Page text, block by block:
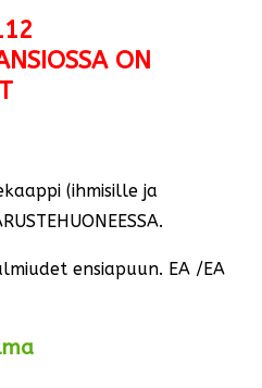
ON
(ihmisille ja
ensiapuun. EA /EA